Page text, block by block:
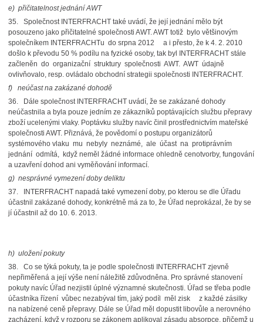
e) přičitatelnost jednání AWT
35. Společnost INTERFRACHT také uvádí, že její jednání mělo být
posouzeno jako přičitatelné společnosti AWT. AWT totiž bylo většinovým
společníkem INTERFRACHTu do srpna 2012 a i přesto, že k 4. 2. 2010
došlo k převodu 50 % podílu na fyzické osoby, tak byl INTERFRACHT stále
začleněn do organizační struktury společnosti AWT. AWT údajně
ovlivňovalo, resp. ovládalo obchodní strategii společnosti INTERFRACHT.
f) neúčast na zakázané dohodě
36. Dále společnost INTERFRACHT uvádí, že se zakázané dohody
neúčastnila a byla pouze jedním ze zákazníků poptávajících službu přepravy
zboží ucelenými vlaky. Poptávku služby navíc činil prostřednictvím mateřské
společnosti AWT. Přiznává, že povědomí o postupu organizátorů
systémového vlaku mu nebyly neznámé, ale účast na protiprávním
jednání odmítá, když neměl žádné informace ohledně cenotvorby, fungování
a uzavření dohod ani vyměňování informací.
g) nesprávné vymezení doby deliktu
37. INTERFRACHT napadá také vymezení doby, po kterou se dle Úřadu
účastnil zakázané dohody, konkrétně má za to, že Úřad neprokázal, že by se
jí účastnil až do 10. 6. 2013.
h) uložení pokuty
38. Co se týká pokuty, ta je podle společnosti INTERFRACHT zjevně
nepřiměřená a její výše není náležitě zdůvodněna. Pro správné stanovení
pokuty navíc Úřad nezjistil úplné významné skutečnosti. Úřad se třeba podle
účastníka řízení vůbec nezabýval tím, jaký podíl měl zisk z každé zásilky
na nabízené ceně přepravy. Dále se Úřad měl dopustit libovůle a nerovného
zacházení, když v rozporu se zákonem aplikoval zásadu absorpce, přičemž u